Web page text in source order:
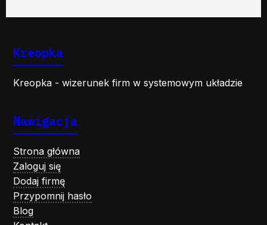
Kreopka
Kreopka - wizerunek firm w systemowym układzie
Nawigacja
Strona główna
Zaloguj się
Dodaj firmę
Przypomnij hasło
Blog